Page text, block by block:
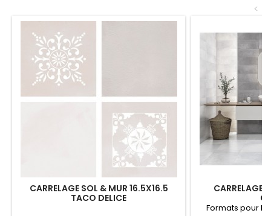
<
CARRELAGE SOL & MUR 16.5X16.5
TACO DELICE
CARRELAGE
Formats pour